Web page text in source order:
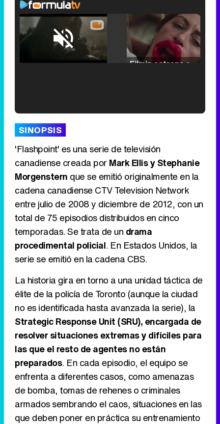
Unmute /
Tráiler de '33 días', la nueva serie de Atresplayer con Julián Villagrán y José Manuel Poga
SINOPSIS
'Flashpoint' es una serie de televisión
canadiense creada por Mark Ellis y Stephanie
Morgenstern que se emitió originalmente en la
cadena canadiense CTV Television Network
entre julio de 2008 y diciembre de 2012, con un
total de 75 episodios distribuidos en cinco
temporadas. Se trata de un drama
procedimental policial. En Estados Unidos, la
serie se emitió en la cadena CBS.
La historia gira en torno a una unidad táctica de
élite de la policía de Toronto (aunque la ciudad
no es identificada hasta avanzada la serie), la
Strategic Response Unit (SRU), encargada de
resolver situaciones extremas y difíciles para
las que el resto de agentes no están
preparados. En cada episodio, el equipo se
enfrenta a diferentes casos, como amenazas
de bomba, tomas de rehenes o criminales
armados sembrando el caos, situaciones en las
que deben poner en práctica su entrenamiento